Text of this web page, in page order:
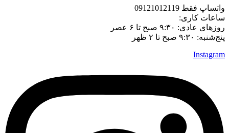
واتساپ فقط 09121012119
ساعات کاری:
روزهای عادی: ۹:۳۰ صبح تا ۶ عصر
پنج‌شنبه: ۹:۳۰ صبح تا ۲ ظهر
Instagram